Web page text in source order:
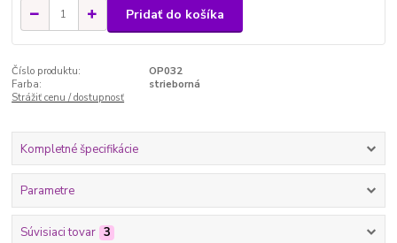
Pridať do košíka
Číslo produktu:
OP032
Farba:
strieborná
Strážiť cenu / dostupnosť
Kompletné špecifikácie
Parametre
Súvisiaci tovar 3